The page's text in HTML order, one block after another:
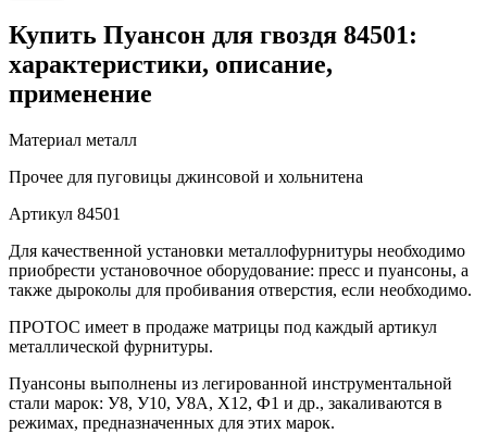
Купить Пуансон для гвоздя 84501:
характеристики, описание,
применение
Материал металл
Прочее для пуговицы джинсовой и хольнитена
Артикул 84501
Для качественной установки металлофурнитуры необходимо
приобрести установочное оборудование: пресс и пуансоны, а
также дыроколы для пробивания отверстия, если необходимо.
ПРОТОС имеет в продаже матрицы под каждый артикул
металлической фурнитуры.
Пуансоны выполнены из легированной инструментальной
стали марок: У8, У10, У8А, Х12, Ф1 и др., закаливаются в
режимах, предназначенных для этих марок.